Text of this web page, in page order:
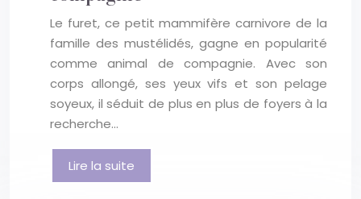
Le furet, ce petit mammifère carnivore de la
famille des mustélidés, gagne en popularité
comme animal de compagnie. Avec son
corps allongé, ses yeux vifs et son pelage
soyeux, il séduit de plus en plus de foyers à la
recherche…
Lire la suite